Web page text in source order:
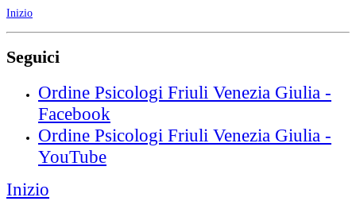
Inizio
Seguici
Ordine Psicologi Friuli Venezia Giulia -
Facebook
Ordine Psicologi Friuli Venezia Giulia -
YouTube
Inizio